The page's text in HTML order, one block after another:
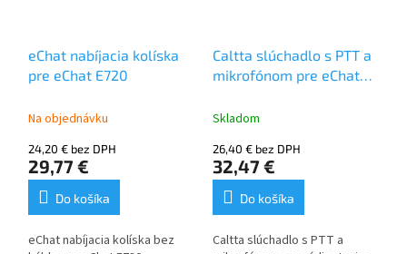
eChat nabíjacia kolíska
pre eChat E720
Na objednávku
24,20 € bez DPH
29,77 €
Do košíka
eChat nabíjacia kolíska bez
Caltta slúchadlo s PTT a
mikrofónom pre eChat
E720
Skladom
26,40 € bez DPH
32,47 €
Do košíka
Caltta slúchadlo s PTT a